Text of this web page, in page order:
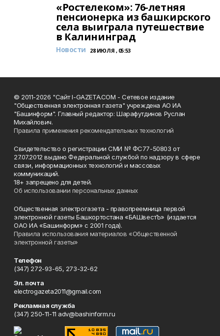
«Ростелеком»: 76-летняя
пенсионерка из башкирского
села выиграла путешествие
в Калининград
Новости 28 ИЮЛЯ , 05:53
© 2011-2026 "Сайт I-GAZETA.COM - Сетевое издание
"Общественная электронная газета" учреждена АО ИА
"Башинформ". Главный редактор: Шарафутдинов Руслан
Михайлович.
Правила применения рекомендательных технологий
Свидетельство о регистрации СМИ № ФС77-50803 от
27.07.2012 выдано Федеральной службой по надзору в сфере
связи, информационных технологий и массовых
коммуникаций.
18+ запрещено для детей.
Об использовании персональных данных
Общественная электрогазета - правопреемница первой
электронной газеты Башкортостана «БАШвестЪ» (издается
ОАО ИА «Башинформ» с 2001 года).
Правила использования материалов «Общественной
электронной газеты»
Телефон
(347) 272-93-65, 273-32-62
Эл. почта
electrogazeta2011@gmail.com
Рекламная служба
(347) 250-11-11 adv@bashinform.ru